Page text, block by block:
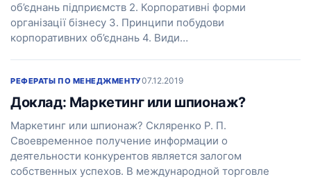
об’єднань підприємств 2. Корпоративні форми
організації бізнесу 3. Принципи побудови
корпоративних об’єднань 4. Види…
РЕФЕРАТЫ ПО МЕНЕДЖМЕНТУ07.12.2019
Доклад: Маркетинг или шпионаж?
Маркетинг или шпионаж? Скляренко Р. П.
Своевременное получение информации о
деятельности конкурентов является залогом
собственных успехов. В международной торговле